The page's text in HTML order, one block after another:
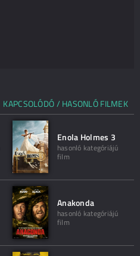
KAPCSOLÓDÓ / HASONLÓ FILMEK
Enola Holmes 3
hasonló kategóriájú
film
Anakonda
hasonló kategóriájú
film